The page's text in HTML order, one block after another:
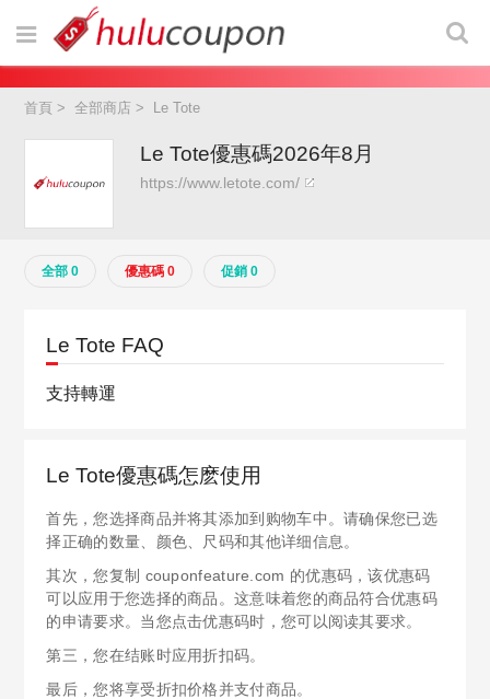
首頁 >全部商店 > Le Tote
Le Tote優惠碼2026年8月
https://www.letote.com/
全部 0 優惠碼 0 促銷 0
Le Tote FAQ
支持轉運
Le Tote優惠碼怎麽使用
首先，您选择商品并将其添加到购物车中。请确保您已选
择正确的数量、颜色、尺码和其他详细信息。
其次，您复制 couponfeature.com 的优惠码，该优惠码
可以应用于您选择的商品。这意味着您的商品符合优惠码
的申请要求。当您点击优惠码时，您可以阅读其要求。
第三，您在结账时应用折扣码。
最后，您将享受折扣价格并支付商品。